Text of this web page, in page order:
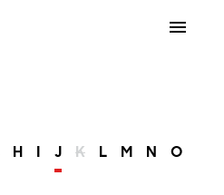
H I J K L M N O